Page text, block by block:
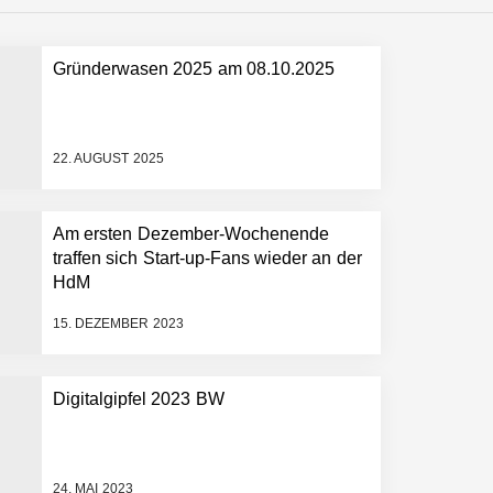
Gründerwasen 2025 am 08.10.2025
22. AUGUST 2025
Am ersten Dezember-Wochenende
traffen sich Start-up-Fans wieder an der
HdM
15. DEZEMBER 2023
Digitalgipfel 2023 BW
24. MAI 2023
Entwicklungsprozesse